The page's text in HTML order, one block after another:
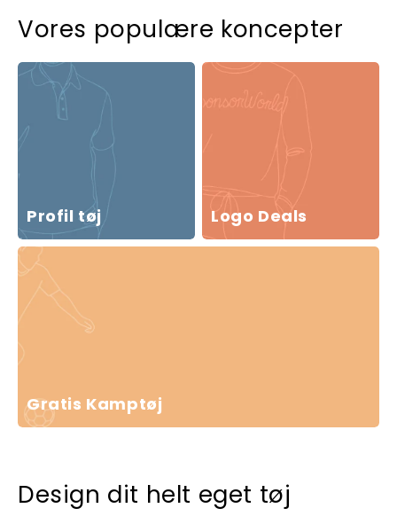
Vores populære koncepter
Profil tøj Logo Deals
Gratis Kamptøj
Design dit helt eget tøj